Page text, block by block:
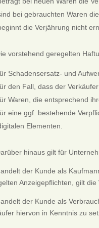
bei gebrauchten Waren
die Verjährung nicht
vorstehend geregelten
Schadensersatz- und
den Fall, dass der
Waren, die entsprechend
eine ggf. bestehende
Elementen.
hinaus gilt für
der Kunde als
Anzeigepflichten, gilt die
der Kunde als
hiervon in Kenntnis zu